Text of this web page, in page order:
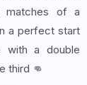
matches of a
a perfect start
with a double
third 👊